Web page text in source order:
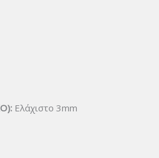
Ελάχιστο 3mm